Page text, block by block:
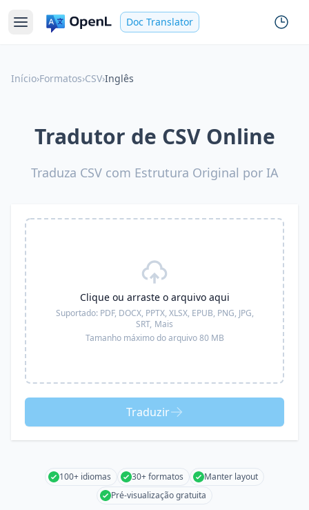
Doc Translator
Início›Formatos›CSV›Inglês
Tradutor de CSV Online
Traduza CSV com Estrutura Original por IA
Clique ou arraste o arquivo aqui
Suportado: PDF, DOCX, PPTX, XLSX, EPUB, PNG, JPG,
SRT, Mais
Tamanho máximo do arquivo 80 MB
Traduzir
100+ idiomas 30+ formatos
Manter layout
Pré-visualização gratuita